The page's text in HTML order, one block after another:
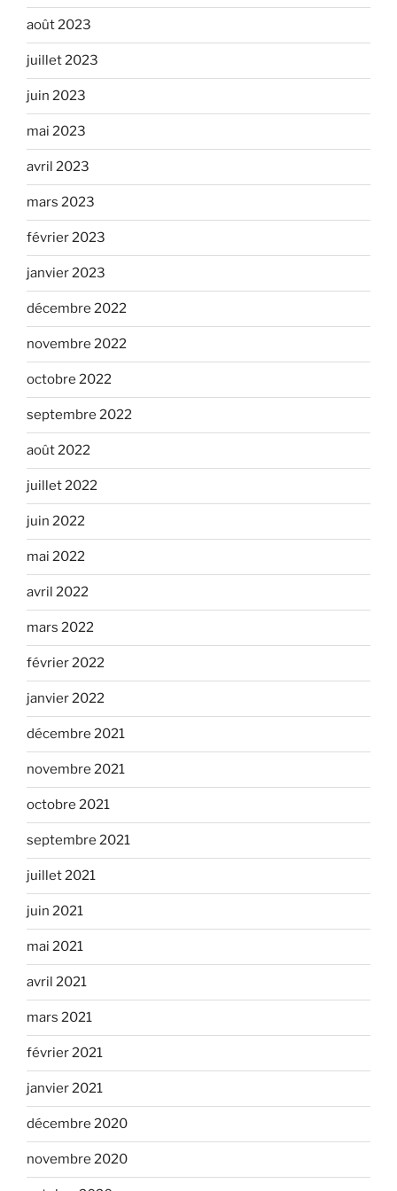
août 2023
juillet 2023
juin 2023
mai 2023
avril 2023
mars 2023
février 2023
janvier 2023
décembre 2022
novembre 2022
octobre 2022
septembre 2022
août 2022
juillet 2022
juin 2022
mai 2022
avril 2022
mars 2022
février 2022
janvier 2022
décembre 2021
novembre 2021
octobre 2021
septembre 2021
juillet 2021
juin 2021
mai 2021
avril 2021
mars 2021
février 2021
janvier 2021
décembre 2020
novembre 2020